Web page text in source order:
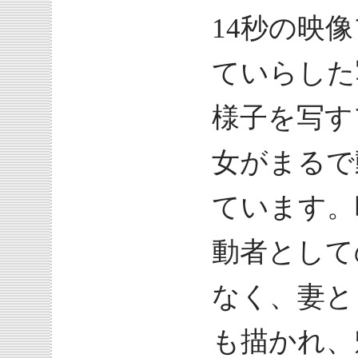
14秒の映
ていらし
様子を写
女がまる
ています
動者とし
なく、妻
も描かれ